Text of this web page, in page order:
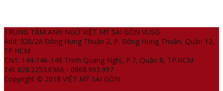
TRUNG TÂM ANH NGỮ VIỆT MỸ SÀI GÒN VUSG
Add: 320/2A Đông Hưng Thuận 2, P. Đông Hưng Thuận, Quận 12,
TP.HCM
CN1: 144-146-148 Trịnh Quang Nghị, P.7, Quận 8, TP.HCM
Tel: 028.2253.6366 - 0868.993.997
Copyright © 2018 VIỆT MỸ SÀI GÒN